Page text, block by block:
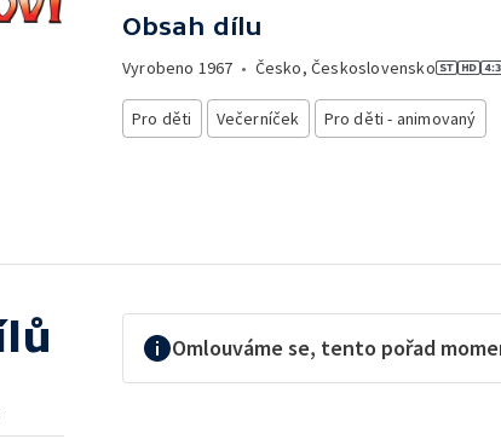
Obsah dílu
Vyrobeno 1967 • Česko, Československo
Pro děti Večerníček Pro děti - animovaný
Omlouváme se, tento pořad